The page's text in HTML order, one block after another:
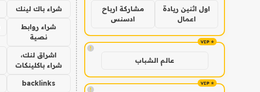
اول اثنين ريادة
اعمال
مشاركة ارباح
ادسنس
!
عالم الشباب
!
شراء باك لينك
شراء روابط
نصية
اشراق لنك،
شراء باكلينكات
backlinks